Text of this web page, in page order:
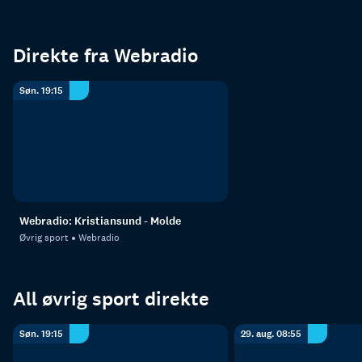
Direkte fra Webradio
Søn. 19:15
Webradio: Kristiansund - Molde
Øvrig sport Webradio
All øvrig sport direkte
Søn. 19:15 29. aug. 08:55